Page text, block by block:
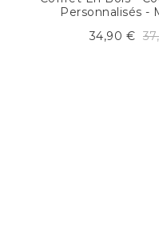
Personnalisés -
34,90 €